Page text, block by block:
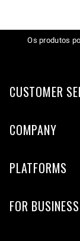
Os produtos
CUSTOMER
COMPANY
PLATFORMS
FOR BUSINESS